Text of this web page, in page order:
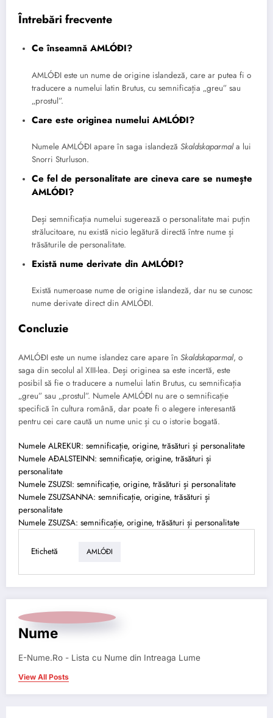
Întrebări frecvente
Ce înseamnă AMLÓÐI?
AMLÓÐI este un nume de origine islandeză, care ar putea fi o
traducere a numelui latin Brutus, cu semnificația „greu” sau
„prostul”.
Care este originea numelui AMLÓÐI?
Numele AMLÓÐI apare în saga islandeză Skaldskaparmala lui
Snorri Sturluson.
Ce fel de personalitate are cineva care se numește
AMLÓÐI?
Deși semnificația numelui sugerează o personalitate mai puțin
strălucitoare, nu există nicio legătură directă între nume și
trăsăturile de personalitate.
Există nume derivate din AMLÓÐI?
Există numeroase nume de origine islandeză, dar nu se cunosc
nume derivate direct din AMLÓÐI.
Concluzie
AMLÓÐI este un nume islandez care apare în Skaldskaparmal, o
saga din secolul al XIII-lea. Deși originea sa este incertă, este
posibil să fie o traducere a numelui latin Brutus, cu semnificația
„greu” sau „prostul”. Numele AMLÓÐI nu are o semnificație
specifică în cultura română, dar poate fi o alegere interesantă
pentru cei care caută un nume unic și cu o istorie bogată.
Numele ALREKUR: semnificație, origine, trăsături și personalitate
Numele AÐALSTEINN: semnificație, origine, trăsături și
personalitate
Numele ZSUZSI: semnificație, origine, trăsături și personalitate
Numele ZSUZSANNA: semnificație, origine, trăsături și
personalitate
Numele ZSUZSA: semnificație, origine, trăsături și personalitate
Etichetă AMLÓÐI
Nume
E-Nume.Ro - Lista cu Nume din Intreaga Lume
View All Posts